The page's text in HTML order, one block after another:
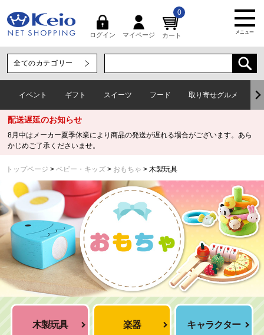
ログイン マイページ カート
0
メニュー
イベント ギフト スイーツ フード 取り寄せグルメ
配送遅延のお知らせ
8月中はメーカー夏季休業により商品の発送が遅れる場合がございます。あら
かじめご了承くださいませ。
トップページ ベビー・キッズ おもちゃ 木製玩具
木製玩具 楽器 キャラクター